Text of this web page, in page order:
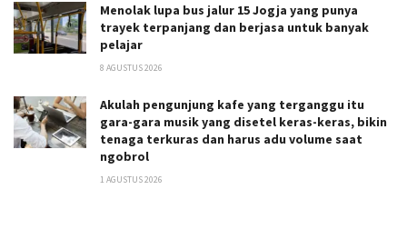
Menolak lupa bus jalur 15 Jogja yang punya
trayek terpanjang dan berjasa untuk banyak
pelajar
8 AGUSTUS 2026
Akulah pengunjung kafe yang terganggu itu
gara-gara musik yang disetel keras-keras, bikin
tenaga terkuras dan harus adu volume saat
ngobrol
1 AGUSTUS 2026